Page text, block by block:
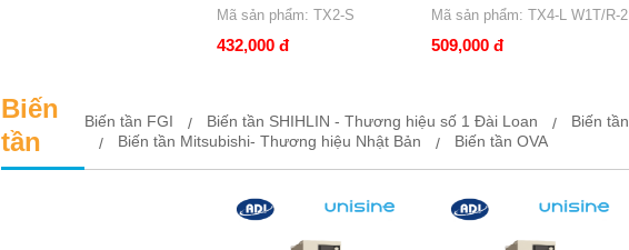
Mã sản phẩm: TX2-S
432,000 đ
Mã sản phẩm: TX4-L W1T/R-2
509,000 đ
Biến
tần
Biến tần FGI Biến tần SHIHLIN - Thương hiệu số 1 Đài Loan Biến
Biến tần Mitsubishi- Thương hiệu Nhật Bản
Biến tần OVA